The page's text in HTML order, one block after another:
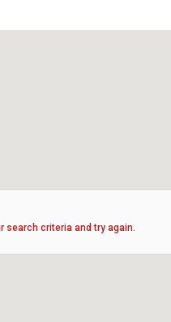
search criteria and try again.